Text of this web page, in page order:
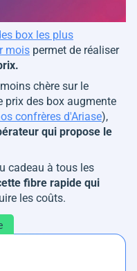
box les plus
mois permet de réaliser
chère sur le
prix des box augmente
confrères d'Ariase),
qui propose le
cadeau à tous les
fibre rapide qui
les coûts.